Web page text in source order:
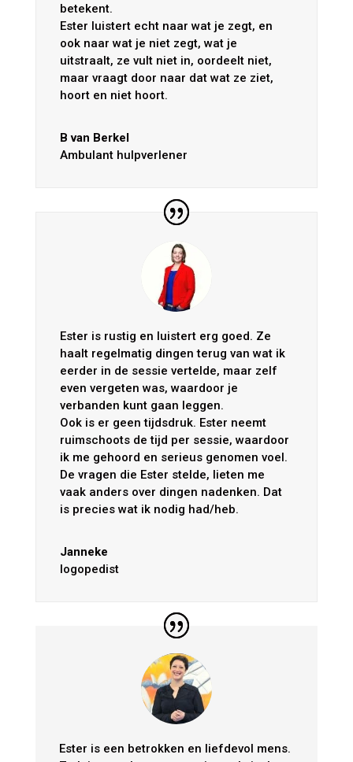
betekent.
Ester luistert echt naar wat je zegt, en
ook naar wat je niet zegt, wat je
uitstraalt, ze vult niet in, oordeelt niet,
maar vraagt door naar dat wat ze ziet,
hoort en niet hoort.
B van Berkel
Ambulant hulpverlener
Ester is rustig en luistert erg goed. Ze
haalt regelmatig dingen terug van wat ik
eerder in de sessie vertelde, maar zelf
even vergeten was, waardoor je
verbanden kunt gaan leggen.
Ook is er geen tijdsdruk. Ester neemt
ruimschoots de tijd per sessie, waardoor
ik me gehoord en serieus genomen voel.
De vragen die Ester stelde, lieten me
vaak anders over dingen nadenken. Dat
is precies wat ik nodig had/heb.
Janneke
logopedist
Ester is een betrokken en liefdevol mens.